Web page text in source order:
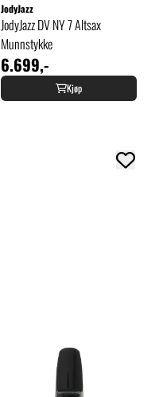
JodyJazz
JodyJazz DV NY 7 Altsax
Munnstykke
6.699,-
Kjøp